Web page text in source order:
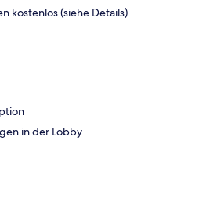
kostenlos (siehe Details)
in der Lobby